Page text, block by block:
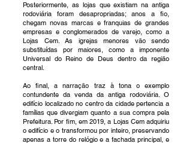
Posteriormente, as lojas que existiam na antiga
rodoviária foram desapropriadas; anos a fio,
chegam novas marcas e franquias de grandes
empresas e conglomerados de varejo, como a
Lojas Cem. As igrejas menores vão sendo
substituídas por maiores, como a imponente
Universal do Reino de Deus dentro da região
central.
Ao final, a narração traz à tona o exemplo
contundente da venda da antiga rodoviária. O
edifício localizado no centro da cidade pertencia a
famílias que divergiam quanto a sua compra pela
Prefeitura. Por fim, em 2019, a Lojas Cem adquiriu
o edifício e o transformou por inteiro, preservando
apenas a torre do relógio e a fachada principal, e